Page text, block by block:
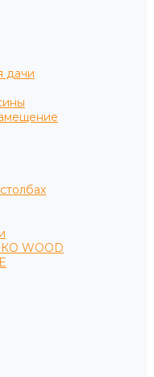
дачи
WOOD